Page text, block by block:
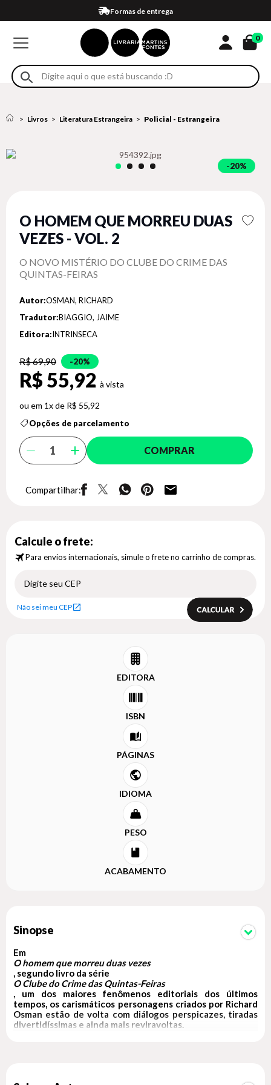
Formas de entrega
Compra 100% segura
Em até 4x sem juros no cartão*
Retire na loja
Eventos
0
Livros Literatura Estrangeira Policial - Estrangeira
20%
O HOMEM QUE MORREU DUAS
VEZES - VOL. 2
O NOVO MISTÉRIO DO CLUBE DO CRIME DAS
QUINTAS-FEIRAS
Autor:OSMAN, RICHARD
Tradutor:BIAGGIO, JAIME
Editora:INTRINSECA
R$ 69,90 20%
R$ 55,92
1x de R$ 55,92
Opções de parcelamento
COMPRAR
Compartilhar:
Calcule o frete:
Para envios internacionais, simule o frete no carrinho de compras.
Não sei meu CEP
EDITORA
ISBN
PÁGINAS
IDIOMA
PESO
ACABAMENTO
Sinopse
Em
O homem que morreu duas vezes
, segundo livro da série
O Clube do Crime das Quintas-Feiras
, um dos maiores fenômenos editoriais dos últimos
tempos, os carismáticos personagens criados por Richard
Osman estão de volta com diálogos perspicazes, tiradas
divertidíssimas e ainda mais reviravoltas.